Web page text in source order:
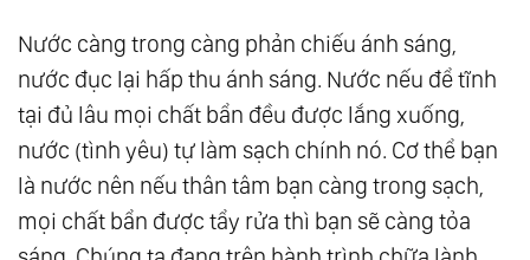
144.Nơi Giao Hòa Giữa Khoa Học Và Tâm Linh
- Cánh Cửa Thiên Đường
145.Người Giàu Có Nhất Thế Gian
146.Thấy Đạo Trong Nghịch Lý - Khi Ánh
Sáng Ẩn Mình Trong Bóng Tối
147.Tự Do Ý Chí - Món Quà Thiêng Liêng Của
Nước càng trong càng phản chiếu ánh sáng,
nước đục lại hấp thu ánh sáng. Nước nếu để tĩnh
tại đủ lâu mọi chất bẩn đều được lắng xuống,
nước (tình yêu) tự làm sạch chính nó. Cơ thể bạn
là nước nên nếu thân tâm bạn càng trong sạch,
mọi chất bẩn được tẩy rửa thì bạn sẽ càng tỏa